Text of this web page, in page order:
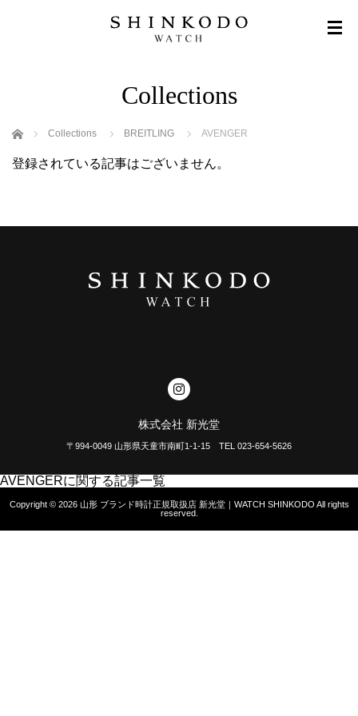
Collections
ホーム Collections BREITLING AVENGER
登録されている記事はございません。
株式会社 新光堂
〒994-0049 山形県天童市南町1-1-15 TEL 023-654-5626
AVENGERに関する記事一覧
Copyright © 2026 山形 ブランド時計正規取扱店 新光堂｜WATCH SHINKODO All rights
reserved.